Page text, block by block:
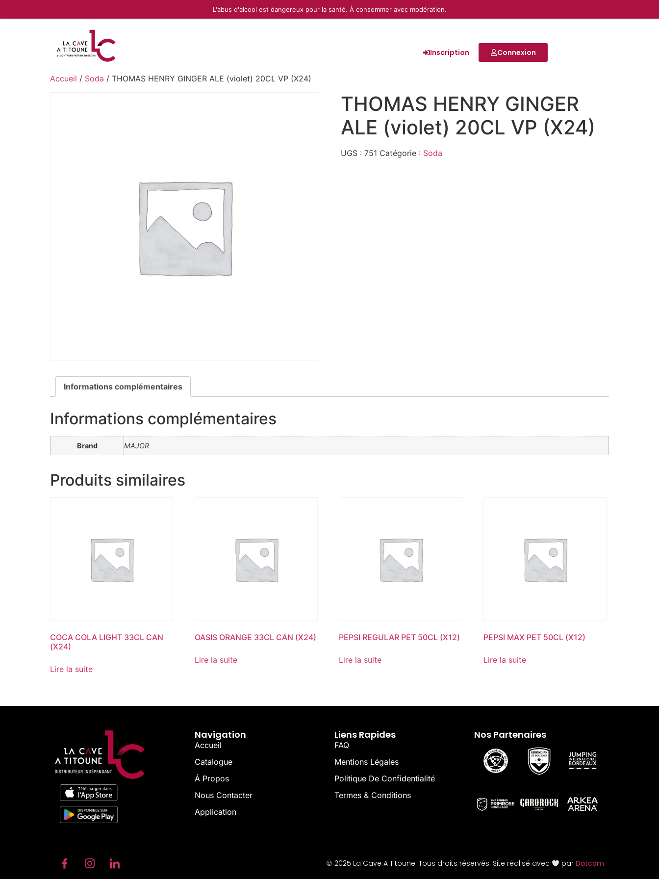
Inscription Connexion
Accueil / Soda / THOMAS HENRY GINGER ALE (violet) 20CL VP (X24)
THOMAS HENRY GINGER
ALE (violet) 20CL VP (X24)
UGS : 751 Catégorie : Soda
Informations complémentaires
Informations complémentaires
Brand MAJOR
Produits similaires
COCA COLA LIGHT 33CL CAN
(X24)
Lire la suite
OASIS ORANGE 33CL CAN (X24)
Lire la suite
PEPSI REGULAR PET 50CL (X12)
Lire la suite
PEPSI MAX PET 50CL (X12)
Lire la suite
Navigation
Accueil
Catalogue
Á Propos
Nous Contacter
Application
Liens Rapides
FAQ
Mentions Légales
Politique De Confidentialité
Termes & Conditions
Nos Partenaires
© 2025 La Cave A Titoune. Tous droits réservés. Site réalisé avec par Datcom
L'abus d'alcool est dangereux pour la santé. À consommer avec modération.